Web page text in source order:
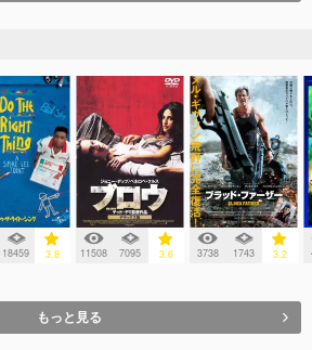
18459 3.8 11508 7095 3.6 3738 1743 3.2
もっと見る